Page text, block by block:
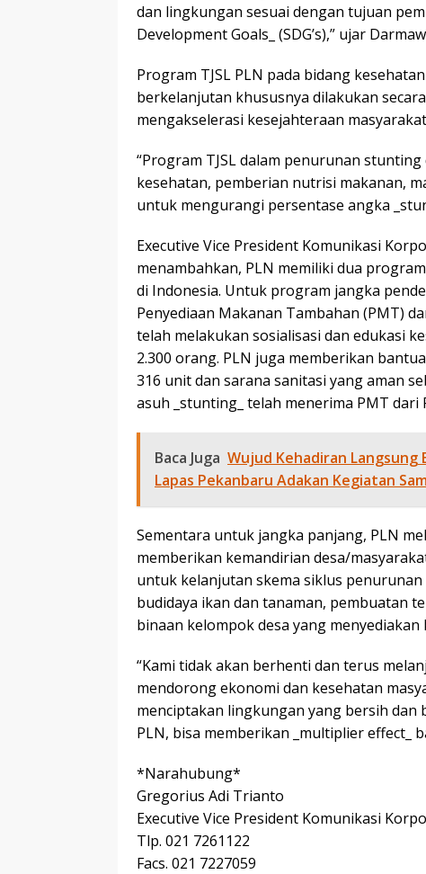
dan lingkungan sesuai dengan tujuan
Development Goals_ (SDG’s),” ujar
Program TJSL PLN pada bidang
berkelanjutan khususnya dilakukan
mengakselerasi kesejahteraan
“Program TJSL dalam penurunan
kesehatan, pemberian nutrisi makanan,
untuk mengurangi persentase angka
Executive Vice President Komunikasi
menambahkan, PLN memiliki dua
di Indonesia. Untuk program jangka
Penyediaan Makanan Tambahan (PMT)
telah melakukan sosialisasi dan edukasi
2.300 orang. PLN juga memberikan
316 unit dan sarana sanitasi yang aman
asuh _stunting_ telah menerima PMT dari
Baca Juga Wujud Kehadiran Langsung
Lapas Pekanbaru Adakan Kegiatan
Sementara untuk jangka panjang, PLN
memberikan kemandirian desa/
untuk kelanjutan skema siklus
budidaya ikan dan tanaman, pembuatan
binaan kelompok desa yang
“Kami tidak akan berhenti dan terus
mendorong ekonomi dan kesehatan
menciptakan lingkungan yang bersih dan
PLN, bisa memberikan _multiplier effect_
*Narahubung*
Gregorius Adi Trianto
Executive Vice President Komunikasi
Tlp. 021 7261122
Facs. 021 7227059